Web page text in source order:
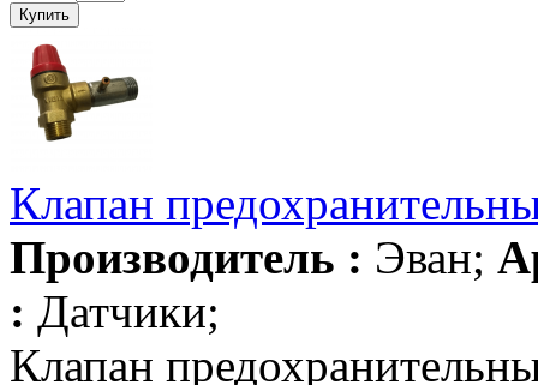
Клапан
Производитель : Эван;
: Датчики;
Клапан